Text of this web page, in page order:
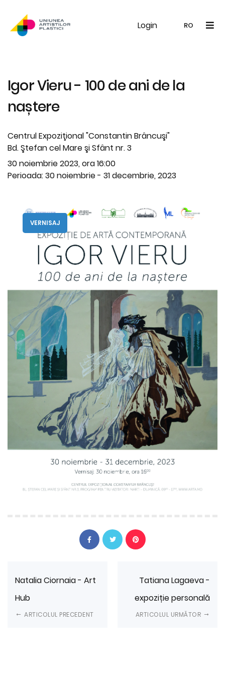
Login RO
UAP Galerie Noutăți
Igor Vieru - 100 de ani de la
naștere
Centrul Expoziţional "Constantin Brâncuşi"
Bd. Ştefan cel Mare şi Sfânt nr. 3
30 noiembrie 2023, ora 16:00
Perioada: 30 noiembrie - 31 decembrie, 2023
VERNISAJ
Natalia Ciornaia - Art
Hub
ARTICOLUL PRECEDENT
Tatiana Lagaeva -
expoziție personală
ARTICOLUL URMĂTOR